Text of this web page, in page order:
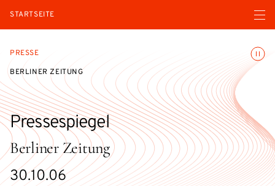
STARTSEITE Menü
PRESSE
BERLINER ZEITUNG
Berliner Zeitung
Pressespiegel
30.10.06